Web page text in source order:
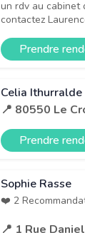
un rdv au cabinet
contactez
Prendre
Celia Ithurralde
📍 80550 Le
Prendre
Sophie Rasse
❤️ 2
📍 1 Rue